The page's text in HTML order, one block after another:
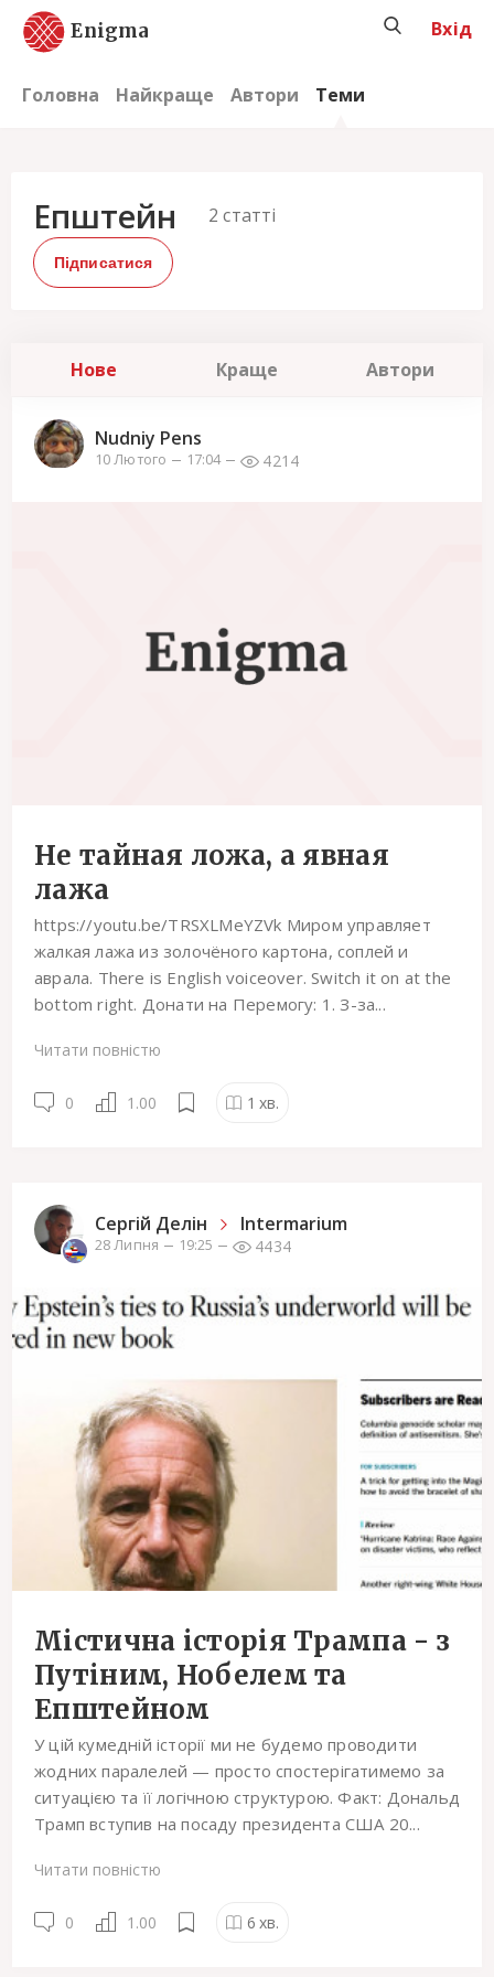
Enigma
Головна Найкраще Автори Теми
Вхід
Епштейн 2 статті
Підписатися
Нове Краще Автори
Nudniy Pens
10 Лютого 17:04 4214
Не тайная ложа, а явная
лажа
https://youtu.be/TRSXLMeYZVk Миром управляет
жалкая лажа из золочёного картона, соплей и
аврала. There is English voiceover. Switch it on at the
bottom right. Донати на Перемогу: 1. З-за...
Читати повністю
0 1.00 1 хв.
Сергiй Делін Intermarium
28 Липня 19:25 4434
Містична історія Трампа - з
Путіним, Нобелем та
Епштейном
У цій кумедній історії ми не будемо проводити
жодних паралелей — просто спостерігатимемо за
ситуацією та її логічною структурою. Факт: Дональд
Трамп вступив на посаду президента США 20...
Читати повністю
0 1.00 6 хв.